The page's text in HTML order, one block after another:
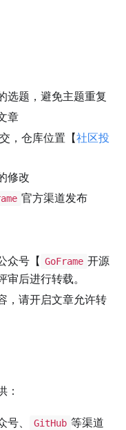
选题，避免主题重复
章
，仓库位置【社区投
修改
官方渠道发布
众号【 GoFrame 开源
后进行转载。
，请开启文章允许转
：
号、 GitHub 等渠道